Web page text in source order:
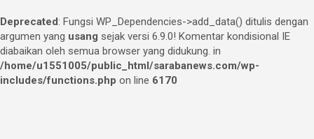
Deprecated: Fungsi WP_Dependencies->add_data() ditulis dengan
argumen yang usang sejak versi 6.9.0! Komentar kondisional IE
diabaikan oleh semua browser yang didukung. in
/home/u1551005/public_html/sarabanews.com/wp-
includes/functions.php on line 6170